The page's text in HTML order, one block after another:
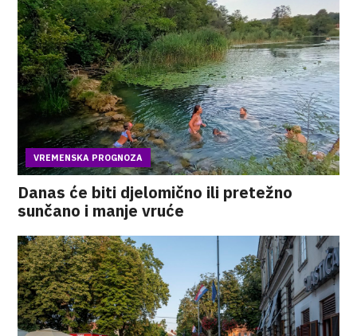
VREMENSKA PROGNOZA
Danas će biti djelomično ili pretežno
sunčano i manje vruće